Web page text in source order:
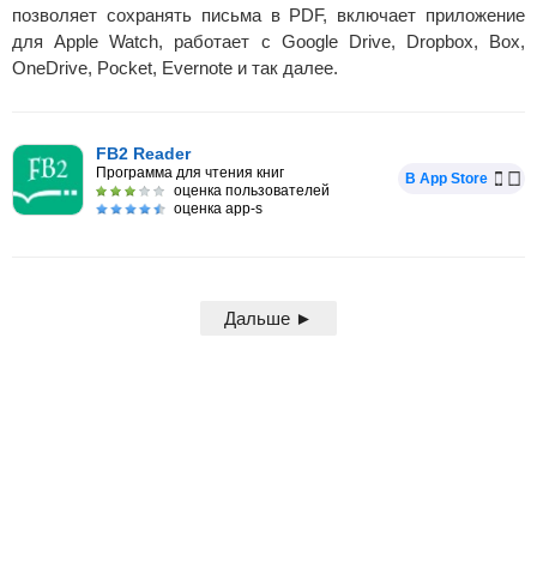
позволяет сохранять письма в PDF, включает приложение
для Apple Watch, работает с Google Drive, Dropbox, Box,
OneDrive, Pocket, Evernote и так далее.
FB2 Reader
Программа для чтения книг
оценка пользователей
оценка app-s
В App Store
Дальше ►